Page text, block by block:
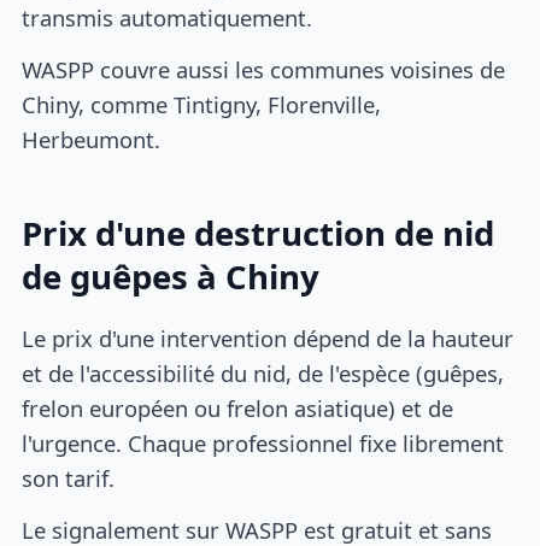
transmis automatiquement.
WASPP couvre aussi les communes voisines de
Chiny, comme Tintigny, Florenville,
Herbeumont.
Prix d'une destruction de nid
de guêpes à Chiny
Le prix d'une intervention dépend de la hauteur
et de l'accessibilité du nid, de l'espèce (guêpes,
frelon européen ou frelon asiatique) et de
l'urgence. Chaque professionnel fixe librement
son tarif.
Le signalement sur WASPP est gratuit et sans